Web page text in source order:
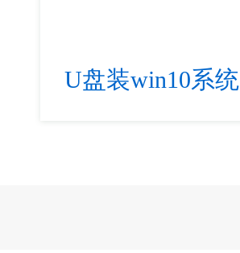
U盘装win10系统